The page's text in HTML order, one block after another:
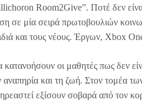
Room2Give”. Ποτέ δεν
σε μία σειρά πρωτοβουλιών
και τους νέους. Έργων, Xbox
κατανοήσουν οι μαθητές πως δεν
αναπηρία και τη ζωή. Στον τομέα
εξίσουν σοβαρά από τον